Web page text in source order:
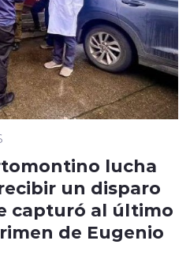
lucha
un disparo
capturó al último
de Eugenio